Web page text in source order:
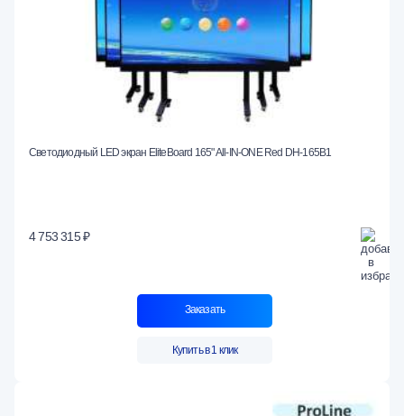
Светодиодный LED экран EliteBoard 165" All-IN-ONE Red DH-165B1
4 753 315 ₽
Заказать
Купить в 1 клик